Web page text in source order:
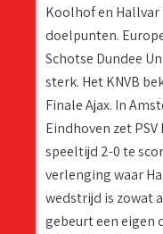
Koolhof en
doelpunten.
Schotse Dundee
sterk. Het KNVB
Finale Ajax. In
Eindhoven zet
speeltijd 2-0 te
verlenging waar
wedstrijd is zowat
gebeurt een eigen